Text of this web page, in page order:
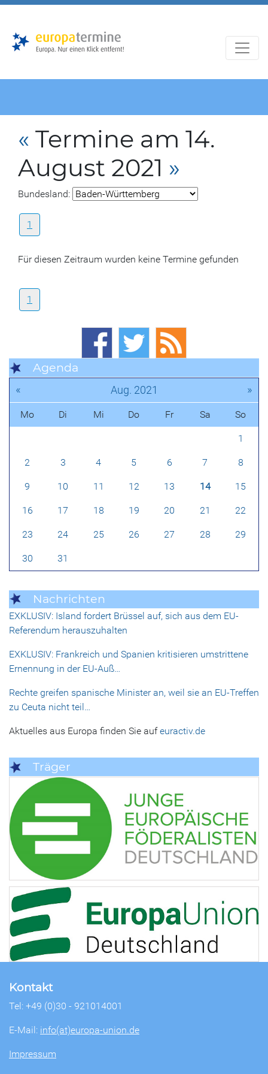
« Termine am 14.
August 2021 »
Bundesland:
1
Für diesen Zeitraum wurden keine Termine gefunden
1
Agenda
« Aug. 2021 »
Mo Di Mi Do Fr Sa So
1
2 3 4 5 6 7 8
9 10 11 12 13 14 15
16 17 18 19 20 21 22
23 24 25 26 27 28 29
30 31
Nachrichten
EXKLUSIV: Island fordert Brüssel auf, sich aus dem EU-
Referendum herauszuhalten
EXKLUSIV: Frankreich und Spanien kritisieren umstrittene
Ernennung in der EU-Auß…
Rechte greifen spanische Minister an, weil sie an EU-Treffen
zu Ceuta nicht teil…
Aktuelles aus Europa finden Sie aufeuractiv.de
Träger
Kontakt
Tel: +49 (0)30 - 921014001
E-Mail: info(at)europa-union.de
Impressum